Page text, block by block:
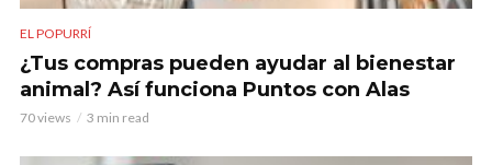
EL POPURRÍ
¿Tus compras pueden ayudar al bienestar
animal? Así funciona Puntos con Alas
70 views 3 min read